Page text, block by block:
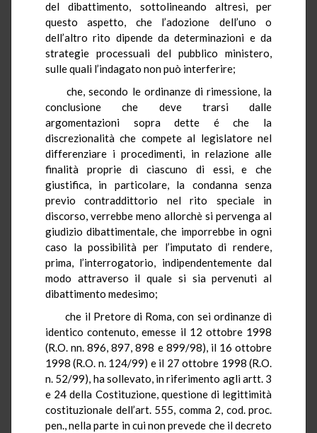
del dibattimento, sottolineando altresì, per
questo aspetto, che l’adozione dell’uno o
dell’altro rito dipende da determinazioni e da
strategie processuali del pubblico ministero,
sulle quali l’indagato non può interferire;
che, secondo le ordinanze di rimessione, la
conclusione che deve trarsi dalle
argomentazioni sopra dette é che la
discrezionalità che compete al legislatore nel
differenziare i procedimenti, in relazione alle
finalità proprie di ciascuno di essi, e che
giustifica, in particolare, la condanna senza
previo contraddittorio nel rito speciale in
discorso, verrebbe meno allorchè si pervenga al
giudizio dibattimentale, che imporrebbe in ogni
caso la possibilità per l’imputato di rendere,
prima, l’interrogatorio, indipendentemente dal
modo attraverso il quale si sia pervenuti al
dibattimento medesimo;
che il Pretore di Roma, con sei ordinanze di
identico contenuto, emesse il 12 ottobre 1998
(R.O. nn. 896, 897, 898 e 899/98), il 16 ottobre
1998 (R.O. n. 124/99) e il 27 ottobre 1998 (R.O.
n. 52/99), ha sollevato, in riferimento agli artt. 3
e 24 della Costituzione, questione di legittimità
costituzionale dell’art. 555, comma 2, cod. proc.
pen., nella parte in cui non prevede che il decreto